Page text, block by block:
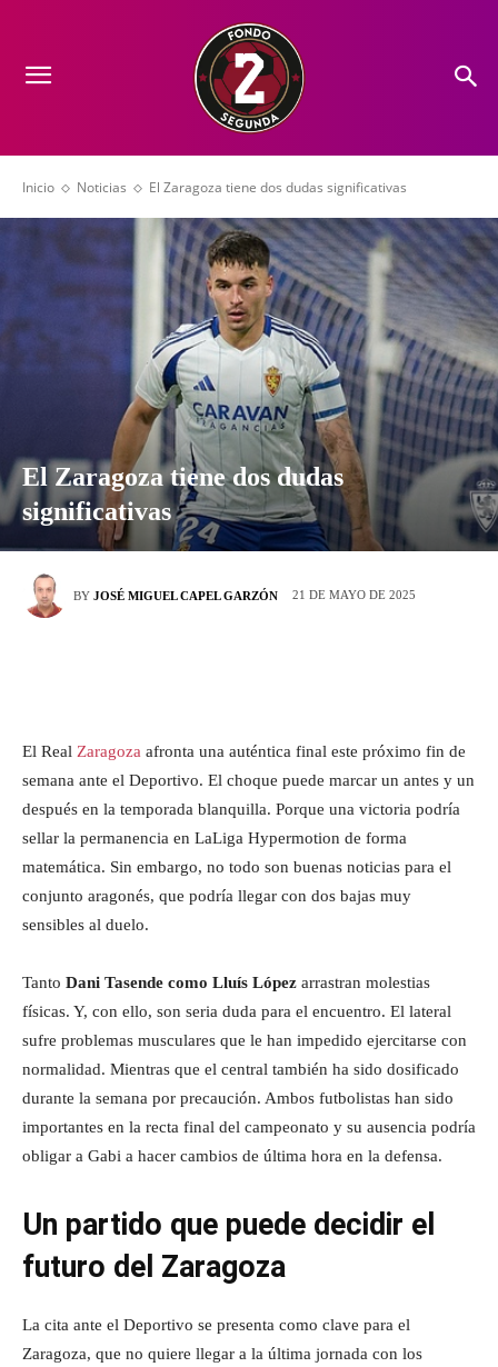
Inicio Noticias El Zaragoza tiene dos dudas significativas
El Zaragoza tiene dos dudas
significativas
BY JOSÉ MIGUEL CAPEL GARZÓN 21 DE MAYO DE 2025
El Real Zaragoza afronta una auténtica final este próximo fin de
semana ante el Deportivo. El choque puede marcar un antes y un
después en la temporada blanquilla. Porque una victoria podría
sellar la permanencia en LaLiga Hypermotion de forma
matemática. Sin embargo, no todo son buenas noticias para el
conjunto aragonés, que podría llegar con dos bajas muy
sensibles al duelo.
Tanto Dani Tasende como Lluís López arrastran molestias
físicas. Y, con ello, son seria duda para el encuentro. El lateral
sufre problemas musculares que le han impedido ejercitarse con
normalidad. Mientras que el central también ha sido dosificado
durante la semana por precaución. Ambos futbolistas han sido
importantes en la recta final del campeonato y su ausencia podría
obligar a Gabi a hacer cambios de última hora en la defensa.
Un partido que puede decidir el
futuro del Zaragoza
La cita ante el Deportivo se presenta como clave para el
Zaragoza, que no quiere llegar a la última jornada con los